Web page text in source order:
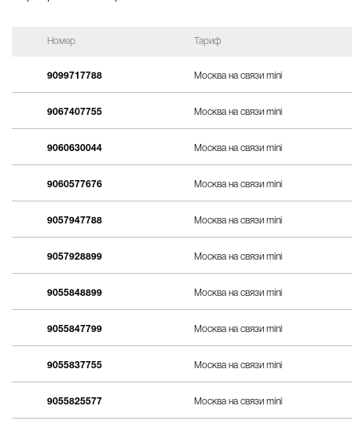
Номер Тариф
9099717788 Москва на связи mini
9067407755 Москва на связи mini
9060630044 Москва на связи mini
9060577676 Москва на связи mini
9057947788 Москва на связи mini
9057928899 Москва на связи mini
9055848899 Москва на связи mini
9055847799 Москва на связи mini
9055837755 Москва на связи mini
9055825577 Москва на связи mini